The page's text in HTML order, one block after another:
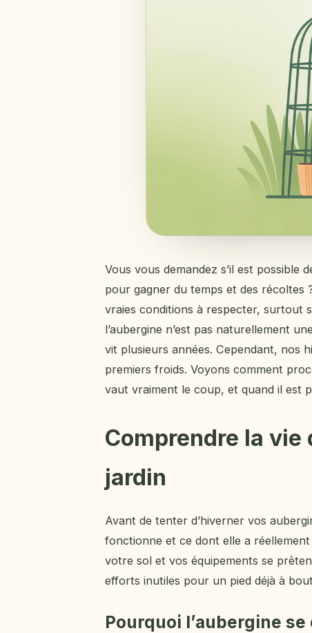
Vous vous demandez s’il est possible
pour gagner du temps et des récoltes
vraies conditions à respecter, surtout
l’aubergine n’est pas naturellement
vit plusieurs années. Cependant, nos
premiers froids. Voyons comment
vaut vraiment le coup, et quand il est
Comprendre la vie
jardin
Avant de tenter d’hiverner vos
fonctionne et ce dont elle a
votre sol et vos équipements se
efforts inutiles pour un pied déjà à
Pourquoi l’aubergine